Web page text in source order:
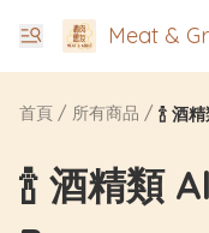
Meat &
首頁 / 所有商品 / 🍾 酒
🍾 酒精類